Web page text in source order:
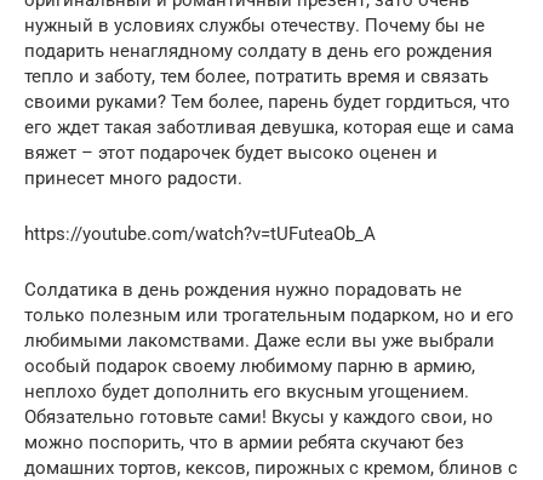
нужный в условиях службы отечеству. Почему бы не
подарить ненаглядному солдату в день его рождения
тепло и заботу, тем более, потратить время и связать
своими руками? Тем более, парень будет гордиться, что
его ждет такая заботливая девушка, которая еще и сама
вяжет – этот подарочек будет высоко оценен и
принесет много радости.
https://youtube.com/watch?v=tUFuteaOb_A
Солдатика в день рождения нужно порадовать не
только полезным или трогательным подарком, но и его
любимыми лакомствами. Даже если вы уже выбрали
особый подарок своему любимому парню в армию,
неплохо будет дополнить его вкусным угощением.
Обязательно готовьте сами! Вкусы у каждого свои, но
можно поспорить, что в армии ребята скучают без
домашних тортов, кексов, пирожных с кремом, блинов с